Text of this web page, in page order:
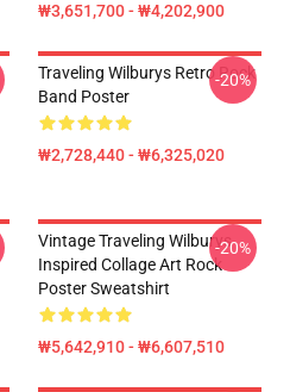
₩3,651,700 - ₩4,202,900
Traveling Wilburys Retro Rock
Band Poster
₩2,728,440 - ₩6,325,020
-20%
Vintage Traveling Wilburys
Inspired Collage Art Rock
Poster Sweatshirt
₩5,642,910 - ₩6,607,510
-20%